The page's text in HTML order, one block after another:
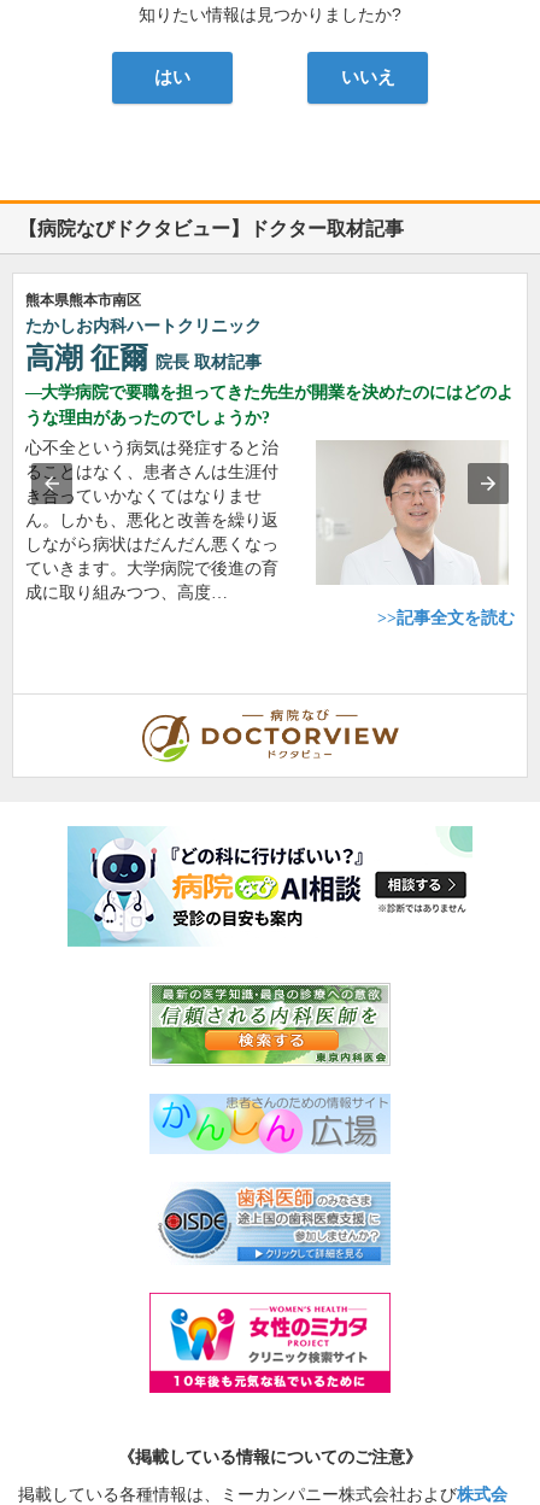
知りたい情報は見つかりましたか?
はい いいえ
【病院なびドクタビュー】ドクター取材記事
熊本県熊本市南区
たかしお内科ハートクリニック
高潮 征爾 院長 取材記事
大学病院で要職を担ってきた先生が開業を決めたのにはどのよ
うな理由があったのでしょうか?
心不全という病気は発症すると治
ることはなく、患者さんは生涯付
き合っていかなくてはなりませ
ん。しかも、悪化と改善を繰り返
しながら病状はだんだん悪くなっ
ていきます。大学病院で後進の育
成に取り組みつつ、高度…
>>記事全文を読む
《掲載している情報についてのご注意》
掲載している各種情報は、ミーカンパニー株式会社および株式会